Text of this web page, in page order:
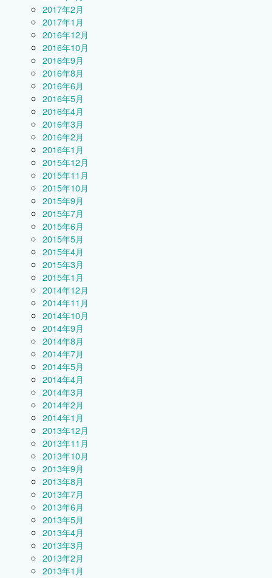
2017年2月
2017年1月
2016年12月
2016年10月
2016年9月
2016年8月
2016年6月
2016年5月
2016年4月
2016年3月
2016年2月
2016年1月
2015年12月
2015年11月
2015年10月
2015年9月
2015年7月
2015年6月
2015年5月
2015年4月
2015年3月
2015年1月
2014年12月
2014年11月
2014年10月
2014年9月
2014年8月
2014年7月
2014年5月
2014年4月
2014年3月
2014年2月
2014年1月
2013年12月
2013年11月
2013年10月
2013年9月
2013年8月
2013年7月
2013年6月
2013年5月
2013年4月
2013年3月
2013年2月
2013年1月